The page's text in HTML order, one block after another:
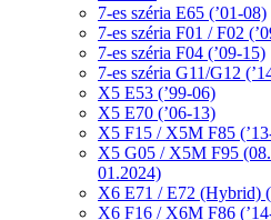
7-es széria E65 (’01-08)
7-es széria F01 / F02
7-es széria F04 (’09-15)
7-es széria G11/G12
X5 E53 (’99-06)
X5 E70 (’06-13)
X5 F15 / X5M F85
X5 G05 / X5M F95
01.2024)
X6 E71 / E72 (Hybrid)
X6 F16 / X6M F86